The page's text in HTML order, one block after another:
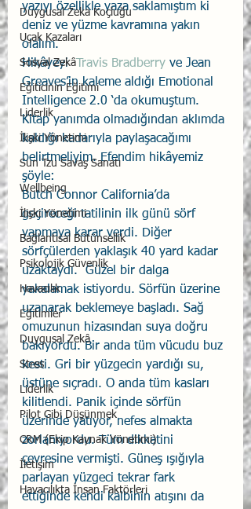
Duygusal Zeka Koçluğu
Uçak Kazaları
Sosyal Zekâ
Eğiticinin Eğitimi
Liderlik
İlişki Yönetimi
Sun Tzu Savaş Sanatı
Wellbeing
İlişki Yönetimi
Bağlantısal Bütünsellik
Psikolojik Güvenlik
Havacılık
Eğitimler
Duygusal Zekâ
Stres
Liderlik
Pilot Gibi Düşünmek
CRM (Ekip Kaynak Yönetimi)
İletişim
Havacılıkta İnsan Faktörleri
yazıyı özellikle yaza saklamıştım ki
deniz ve yüzme kavramına yakın
olalım.
Hikâyeyi Travis Bradberry ve Jean
Greaves’in kaleme aldığı Emotional
Intelligence 2.0 ‘da okumuştum.
Kitap yanımda olmadığından aklımda
kaldığı kadarıyla paylaşacağımı
belirtmeliyim. Efendim hikâyemiz
şöyle:
Butch Connor California’da
geçireceği tatilinin ilk günü sörf
yapmaya karar verdi. Diğer
sörfçülerden yaklaşık 40 yard kadar
uzaktaydı.  Güzel bir dalga
yakalamak istiyordu. Sörfün üzerine
uzanarak beklemeye başladı. Sağ
omuzunun hizasından suya doğru
bakıyordu. Bir anda tüm vücudu buz
kesti. Gri bir yüzgecin yardığı su,
üstüne sıçradı. O anda tüm kasları
kilitlendi. Panik içinde sörfün
üzerinde yatıyor, nefes almakta
zorlanıyordu. Tüm dikkatini
çevresine vermişti. Güneş ışığıyla
parlayan yüzgeci tekrar fark
ettiğinde kendi kalbinin atışını da